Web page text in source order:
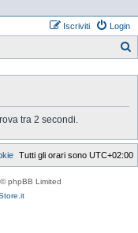
Login
Iscriviti
tra 2 secondi.
Tutti gli orari sono UTC+02:00
phpBB Limited